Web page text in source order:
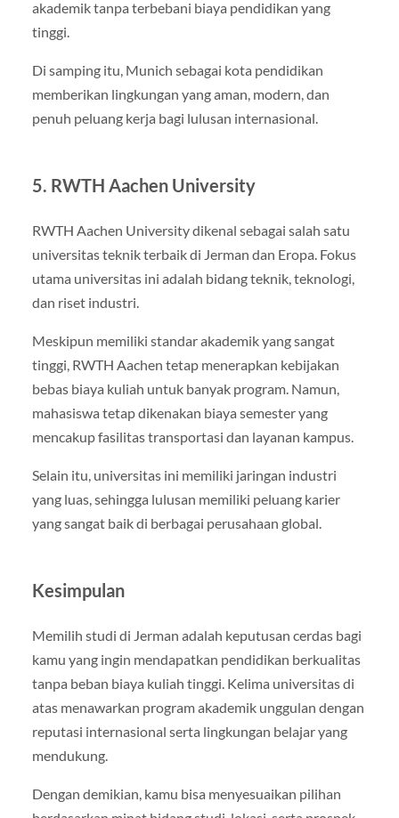
akademik tanpa terbebani biaya pendidikan yang
tinggi.
Di samping itu, Munich sebagai kota pendidikan
memberikan lingkungan yang aman, modern, dan
penuh peluang kerja bagi lulusan internasional.
5. RWTH Aachen University
RWTH Aachen Universitydikenal sebagai salah satu
universitas teknik terbaik di Jerman dan Eropa. Fokus
utama universitas ini adalah bidang teknik, teknologi,
dan riset industri.
Meskipun memiliki standar akademik yang sangat
tinggi, RWTH Aachen tetap menerapkan kebijakan
bebas biaya kuliah untuk banyak program. Namun,
mahasiswa tetap dikenakan biaya semester yang
mencakup fasilitas transportasi dan layanan kampus.
Selain itu, universitas ini memiliki jaringan industri
yang luas, sehingga lulusan memiliki peluang karier
yang sangat baik di berbagai perusahaan global.
Kesimpulan
Memilih studi di Jerman adalah keputusan cerdas bagi
kamu yang ingin mendapatkan pendidikan berkualitas
tanpa beban biaya kuliah tinggi. Kelima universitas di
atas menawarkan program akademik unggulan dengan
reputasi internasional serta lingkungan belajar yang
mendukung.
Dengan demikian, kamu bisa menyesuaikan pilihan